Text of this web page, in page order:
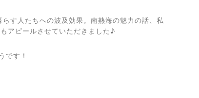
す人たちへの波及効果。南熱海の魅力の話、私
アピールさせていただきました♪
です！